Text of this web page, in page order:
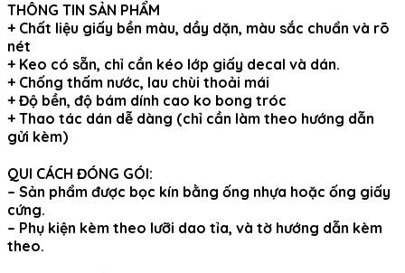
THÔNG TIN SẢN PHẨM
+ Chất liệu giấy bền màu, dầy dặn, màu sắc chuẩn và rõ
nét
+ Keo có sẵn, chỉ cần kéo lớp giấy decal và dán.
+ Chống thấm nước, lau chùi thoải mái
+ Độ bền, độ bám dính cao ko bong tróc
+ Thao tác dán dễ dàng (chỉ cần làm theo hướng dẫn
gửi kèm)
QUI CÁCH ĐÓNG GÓI:
– Sản phẩm được bọc kín bằng ống nhựa hoặc ống giấy
cứng.
– Phụ kiện kèm theo lưỡi dao tỉa, và tờ hướng dẫn kèm
theo.